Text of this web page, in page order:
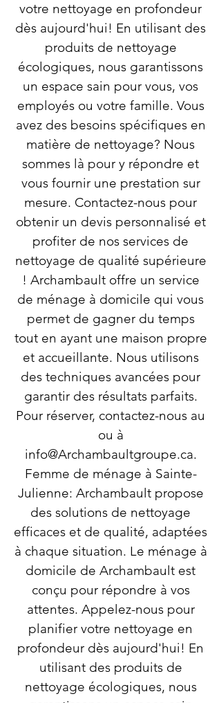
votre nettoyage en profondeur
dès aujourd'hui! En utilisant des
produits de nettoyage
écologiques, nous garantissons
un espace sain pour vous, vos
employés ou votre famille. Vous
avez des besoins spécifiques en
matière de nettoyage? Nous
sommes là pour y répondre et
vous fournir une prestation sur
mesure. Contactez-nous pour
obtenir un devis personnalisé et
profiter de nos services de
nettoyage de qualité supérieure
! Archambault offre un service
de ménage à domicile qui vous
permet de gagner du temps
tout en ayant une maison propre
et accueillante. Nous utilisons
des techniques avancées pour
garantir des résultats parfaits.
Pour réserver, contactez-nous au
ou à
info@Archambaultgroupe.ca.
Femme de ménage à Sainte-
Julienne: Archambault propose
des solutions de nettoyage
efficaces et de qualité, adaptées
à chaque situation. Le ménage à
domicile de Archambault est
conçu pour répondre à vos
attentes. Appelez-nous pour
planifier votre nettoyage en
profondeur dès aujourd'hui! En
utilisant des produits de
nettoyage écologiques, nous